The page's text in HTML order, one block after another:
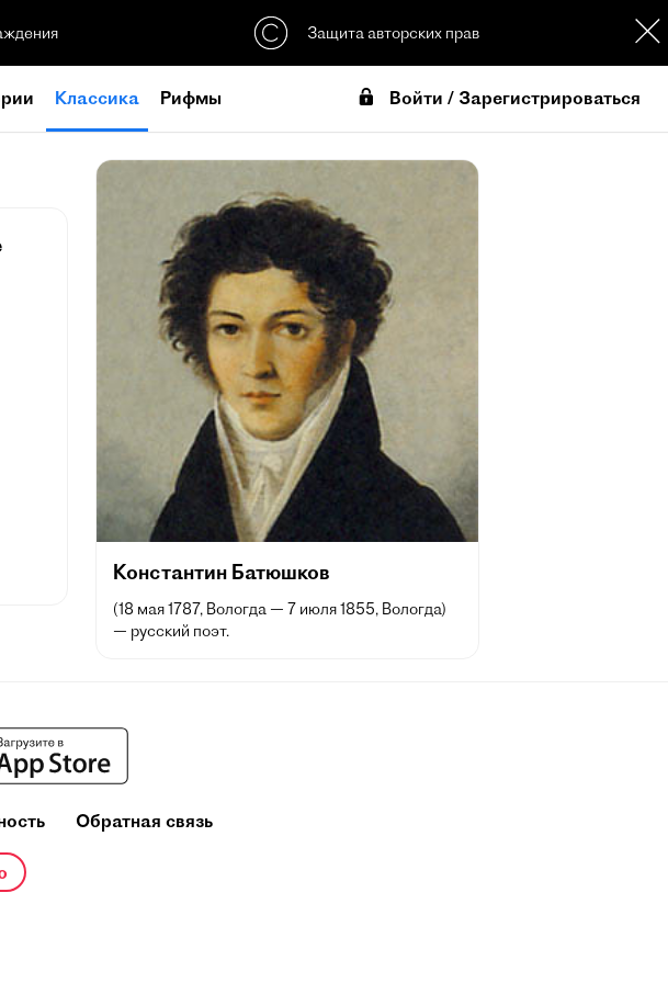
Защита авторских прав
Классика Рифмы Войти / Зарегистрироваться
Константин Батюшков
(18 мая 1787, Вологда — 7 июля 1855, Вологда)
— русский поэт.
Обратная связь